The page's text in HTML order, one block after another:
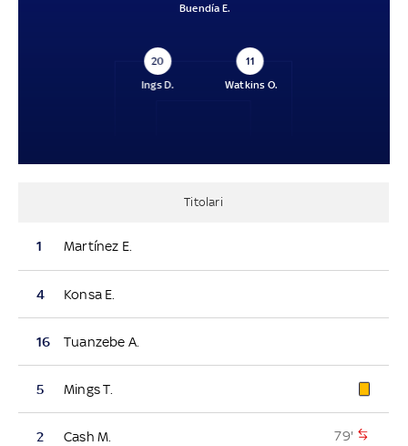
Buendía E.
20
Ings D.
11
Watkins O.
Titolari
1 Martínez E.
4 Konsa E.
16 Tuanzebe A.
5 Mings T.
2 Cash M. 79'